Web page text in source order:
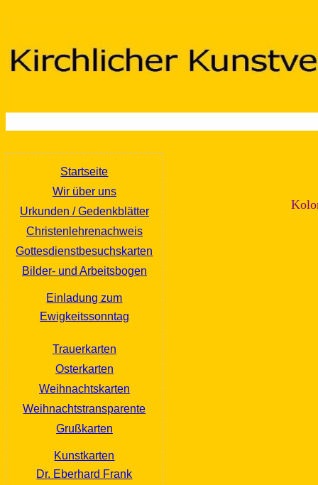
Startseite
Wir über uns
Urkunden / Gedenkblätter
Christenlehrenachweis
Gottesdienstbesuchskarten
Bilder- und Arbeitsbogen
Einladung zum
Ewigkeitssonntag
Trauerkarten
Osterkarten
Weihnachtskarten
Weihnachtstransparente
Grußkarten
Kunstkarten
Dr. Eberhard Frank